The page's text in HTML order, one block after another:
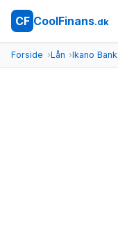
CF CoolFinans.dk
Forside Lån Ikano Bank